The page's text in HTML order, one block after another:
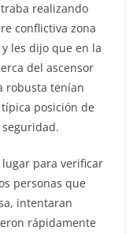
realizando
conflictiva zona
les dijo que en la
del ascensor
robusta tenían
posición de
para verificar
personas que
intentaran
rápidamente